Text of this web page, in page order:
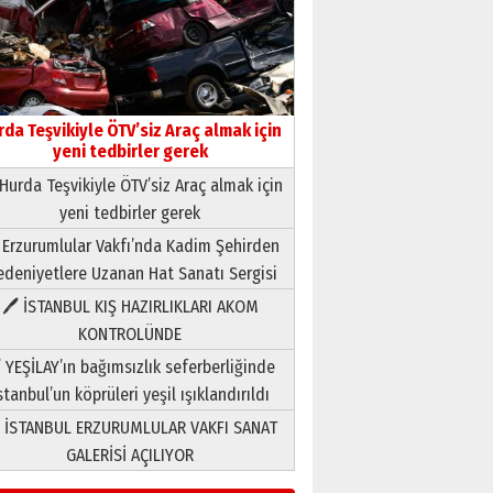
Teşvikiyle ÖTV’siz Araç almak için
yeni tedbirler gerek
Teşvikiyle ÖTV’siz Araç almak için
yeni tedbirler gerek
Vakfı’nda Kadim Şehirden
Uzanan Hat Sanatı Sergisi
🖊 İSTANBUL KIŞ HAZIRLIKLARI AKOM
KONTROLÜNDE
bağımsızlık seferberliğinde
köprüleri yeşil ışıklandırıldı
ERZURUMLULAR VAKFI SANAT
GALERİSİ AÇILIYOR
Neşat YALÇIN
Paranın Aile Kültüründeki Yeri
03 Ağustos 2026 Pazartesi
Yıldırım Gündoğdu
HAVVA’NIN ÜÇ KIZI
09 Temmuz 2026 Perşembe
Yusuf POLAT
Şampiyonluk Sebahattin
Şirin’e yazar